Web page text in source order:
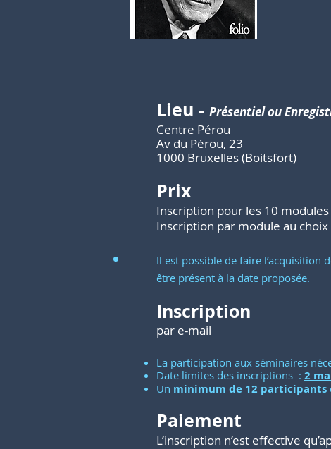
Lieu - Présentiel ou
Centre Pérou
Av du Pérou, 23
1000 Bruxelles (Boitsfort)
Prix
Inscription pour les 10
Inscription par module au
Il est possible de faire l’acquisition
être présent à la date proposée.
Inscription
par e-mail
La participation aux séminaires
Date limites des inscriptions : 2
Un minimum de 12 participants
Paiement
L’inscription n’est effective